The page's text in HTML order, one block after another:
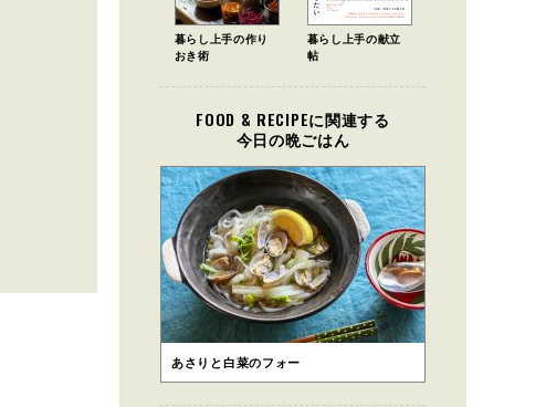
暮らし上手の作り
おき術
暮らし上手の献立
帖
FOOD & RECIPEに関連する
今日の晩ごはん
あさりと白菜のフォー